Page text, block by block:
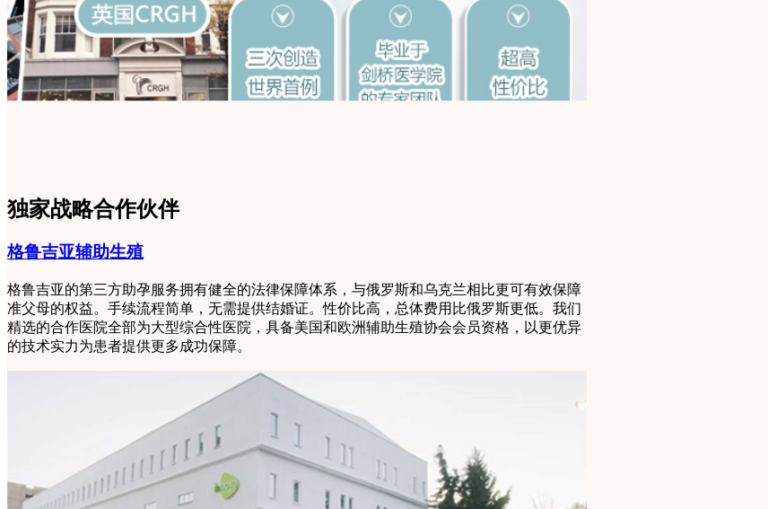
独家战略合作伙伴
格鲁吉亚辅助生殖
格鲁吉亚的第三方助孕服务拥有健全的法律保障体系，与俄罗斯和乌克兰相比更可有效保障
准父母的权益。手续流程简单，无需提供结婚证。性价比高，总体费用比俄罗斯更低。我们
精选的合作医院全部为大型综合性医院，具备美国和欧洲辅助生殖协会会员资格，以更优异
的技术实力为患者提供更多成功保障。